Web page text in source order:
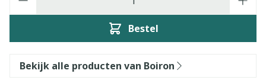
Bestel
Bekijk alle producten van Boiron